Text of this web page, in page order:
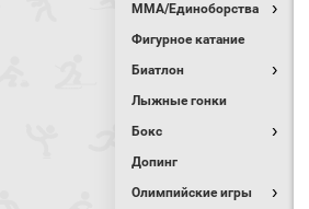
MMA/Единоборства
Фигурное катание
Биатлон
Лыжные гонки
Бокс
Допинг
Олимпийские игры